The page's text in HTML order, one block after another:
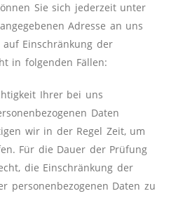
Sie sich jederzeit unter
Adresse an uns
Einschränkung der
in folgenden Fällen:
Ihrer bei uns
Daten
wir in der Regel Zeit, um
Für die Dauer der Prüfung
die Einschränkung der
personenbezogenen Daten zu